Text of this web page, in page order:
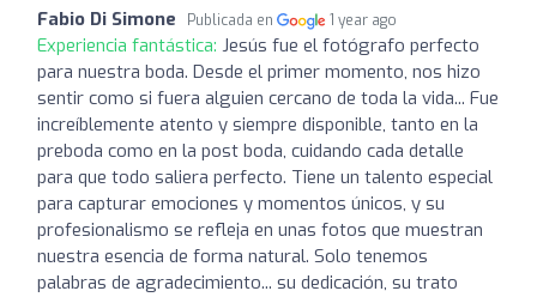
Fabio Di Simone Publicada en 1 year ago
Experiencia fantástica: Jesús fue el fotógrafo perfecto
para nuestra boda. Desde el primer momento, nos hizo
sentir como si fuera alguien cercano de toda la vida... Fue
increíblemente atento y siempre disponible, tanto en la
preboda como en la post boda, cuidando cada detalle
para que todo saliera perfecto. Tiene un talento especial
para capturar emociones y momentos únicos, y su
profesionalismo se refleja en unas fotos que muestran
nuestra esencia de forma natural. Solo tenemos
palabras de agradecimiento... su dedicación, su trato